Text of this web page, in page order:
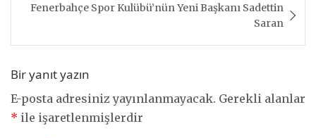
Fenerbahçe Spor Kulübü’nün Yeni Başkanı Sadettin
Saran
Bir yanıt yazın
E-posta adresiniz yayınlanmayacak. Gerekli alanlar
* ile işaretlenmişlerdir